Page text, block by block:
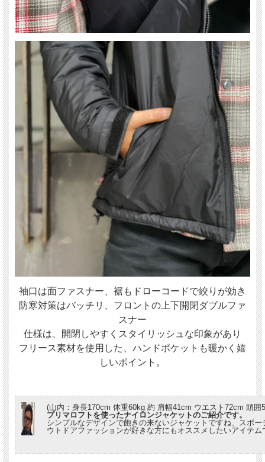
袖口は面ファスナー、裾もドローコードで絞りが効き
防寒対策はバッチリ、フロントの上下開閉ダブルファ
スナー
仕様は、開閉しやすくスタイリッシュな印象があり
フリース素材を使用した、ハンドポケットも暖かく嬉
しいポイント。
(山内：身長170cm 体重60kg 約 肩幅41cm ウエスト72cm 頭囲
プリマロフトを使ったナイロンジャケットのご紹介です。
シンプルなデザインで飽きの来ないジャケットですね、スポ
ウトドアファッションが好きな方にもオススメしたいアイテム